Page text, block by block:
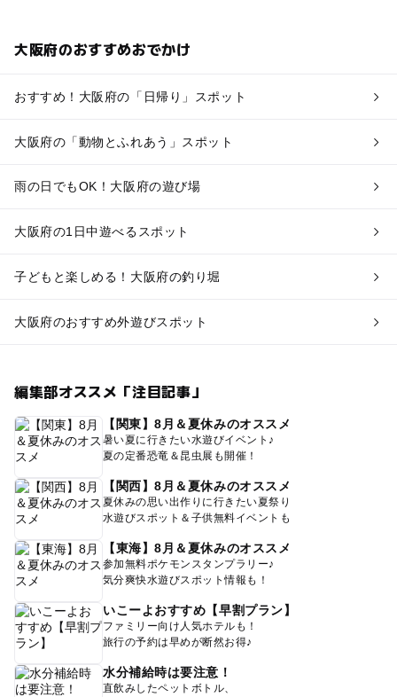
大阪府のおすすめおでかけ
おすすめ！大阪府の「日帰り」スポット
大阪府の「動物とふれあう」スポット
雨の日でもOK！大阪府の遊び場
大阪府の1日中遊べるスポット
子どもと楽しめる！大阪府の釣り堀
大阪府のおすすめ外遊びスポット
編集部オススメ「注目記事」
【関東】8月＆夏休みのオススメ
暑い夏に行きたい水遊びイベント♪
夏の定番恐竜＆昆虫展も開催！
【関西】8月＆夏休みのオススメ
夏休みの思い出作りに行きたい夏祭り
水遊びスポット＆子供無料イベントも
【東海】8月＆夏休みのオススメ
参加無料ポケモンスタンプラリー♪
気分爽快水遊びスポット情報も！
いこーよおすすめ【早割プラン】
ファミリー向け人気ホテルも！
旅行の予約は早めが断然お得♪
水分補給時は要注意！
直飲みしたペットボトル、